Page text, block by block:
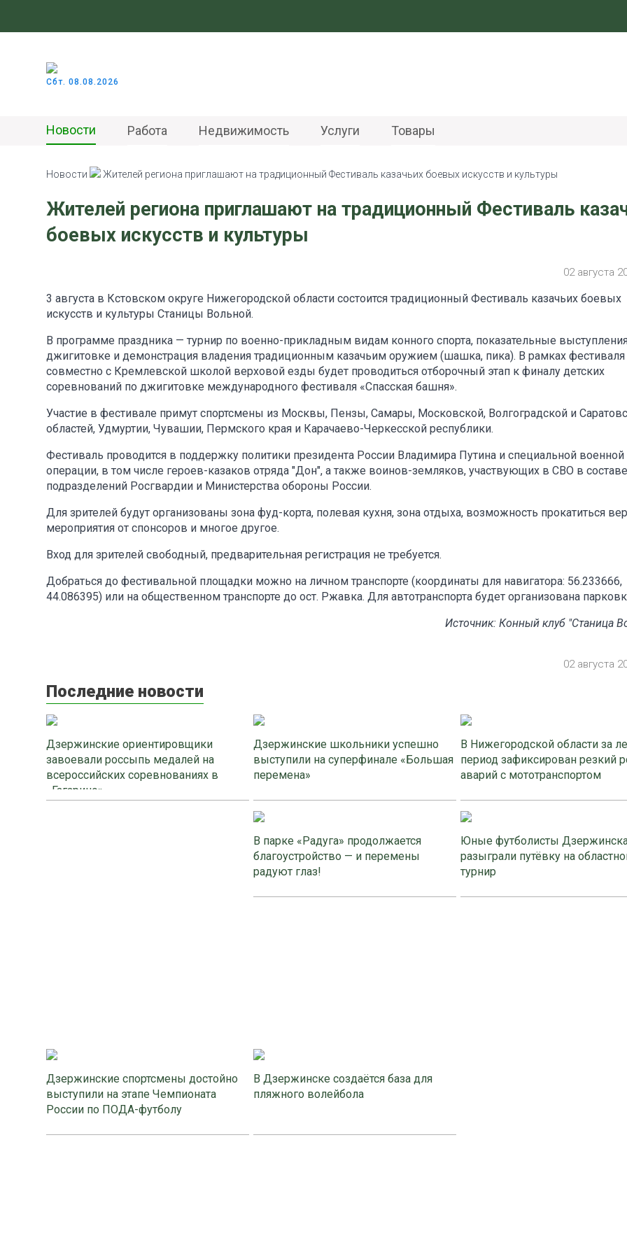
Сбт. 08.08.2026
Новости Работа Недвижимость Услуги Товары
Новости Жителей региона приглашают на традиционный Фестиваль казачьих боевых искусств и культуры
Жителей региона приглашают на традиционный Фестиваль
боевых искусств и культуры
02 августа
3 августа в Кстовском округе Нижегородской области состоится традиционный Фестиваль казачьих боевых
искусств и культуры Станицы Вольной.
В программе праздника — турнир по военно-прикладным видам конного спорта, показательные
джигитовке и демонстрация владения традиционным казачьим оружием (шашка, пика). В рамках фестиваля
совместно с Кремлевской школой верховой езды будет проводиться отборочный этап к финалу детских
соревнований по джигитовке международного фестиваля «Спасская башня».
Участие в фестивале примут спортсмены из Москвы, Пензы, Самары, Московской, Волгоградской и
областей, Удмуртии, Чувашии, Пермского края и Карачаево-Черкесской республики.
Фестиваль проводится в поддержку политики президента России Владимира Путина и специальной военной
операции, в том числе героев-казаков отряда "Дон", а также воинов-земляков, участвующих в СВО в составе
подразделений Росгвардии и Министерства обороны России.
Для зрителей будут организованы зона фуд-корта, полевая кухня, зона отдыха, возможность прокатиться
мероприятия от спонсоров и многое другое.
Вход для зрителей свободный, предварительная регистрация не требуется.
Добраться до фестивальной площадки можно на личном транспорте (координаты для навигатора: 56.233666,
44.086395) или на общественном транспорте до ост. Ржавка. Для автотранспорта будет организована
Источник: Конный клуб "Станица
02 августа
Последние новости
Дзержинские ориентировщики
завоевали россыпь медалей на
всероссийских соревнованиях в
«Гагарино»
Дзержинские школьники успешно
выступили на суперфинале «Большая
перемена»
В Нижегородской области за
период зафиксирован резкий
аварий с мототранспортом
В парке «Радуга» продолжается
благоустройство — и перемены
радуют глаз!
Юные футболисты
разыграли путёвку на
турнир
Дзержинские спортсмены достойно
выступили на этапе Чемпионата
России по ПОДА-футболу
В Дзержинске создаётся база для
пляжного волейбола